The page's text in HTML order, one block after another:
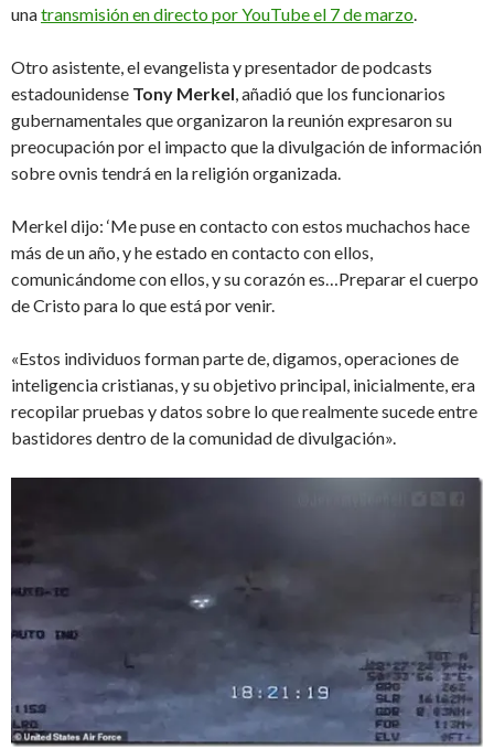
unatransmisión en directo por YouTube el 7 de marzo.
Otro asistente, el evangelista y presentador de podcasts
estadounidense Tony Merkel, añadió que los funcionarios
gubernamentales que organizaron la reunión expresaron su
preocupación por el impacto que la divulgación de información
sobre ovnis tendrá en la religión organizada.
Merkel dijo: ‘Me puse en contacto con estos muchachos hace
más de un año, y he estado en contacto con ellos,
comunicándome con ellos, y su corazón es…Preparar el cuerpo
de Cristo para lo que está por venir.
«Estos individuos forman parte de, digamos, operaciones de
inteligencia cristianas, y su objetivo principal, inicialmente, era
recopilar pruebas y datos sobre lo que realmente sucede entre
bastidores dentro de la comunidad de divulgación».